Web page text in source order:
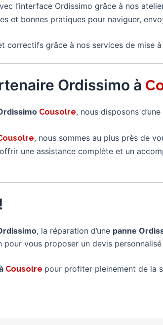
l’interface Ordissimo grâce à nos
et bonnes pratiques pour naviguer,
correctifs grâce à nos services de mise
Ordissimo à
Cousolre, nous disposons
, nous sommes au plus près de
une assistance complète et un
, la réparation d’une panne
vous proposer un devis
Cousolre pour profiter pleinement de la